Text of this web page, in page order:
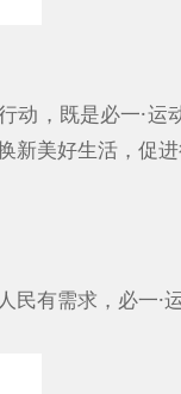
，既是必一·运
美好生活，促进
民有需求，必一·